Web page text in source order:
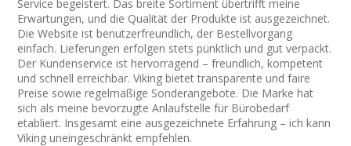
Service begeistert. Das breite Sortiment übertrifft meine
Erwartungen, und die Qualität der Produkte ist ausgezeichnet.
Die Website ist benutzerfreundlich, der Bestellvorgang
einfach. Lieferungen erfolgen stets pünktlich und gut verpackt.
Der Kundenservice ist hervorragend – freundlich, kompetent
und schnell erreichbar. Viking bietet transparente und faire
Preise sowie regelmäßige Sonderangebote. Die Marke hat
sich als meine bevorzugte Anlaufstelle für Bürobedarf
etabliert. Insgesamt eine ausgezeichnete Erfahrung – ich kann
Viking uneingeschränkt empfehlen.